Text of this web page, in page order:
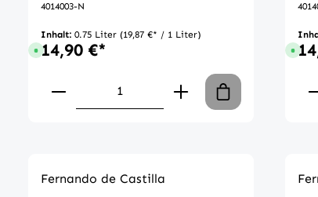
4014003-N
Inhalt: 0.75 Liter (19,87 €* / 1 Liter)
Sofort verfügbar, Lieferzeit: 1-3 Tage
14,90 €*
Produkt Anzahl: Gib den
Fernando de Castilla